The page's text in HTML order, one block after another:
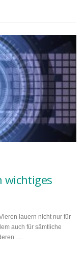
wichtiges
lauern nicht nur für
auch für sämtliche
…